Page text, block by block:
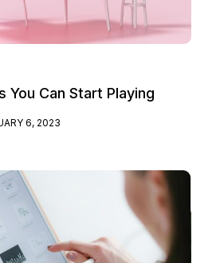
You Can Start Playing
6, 2023